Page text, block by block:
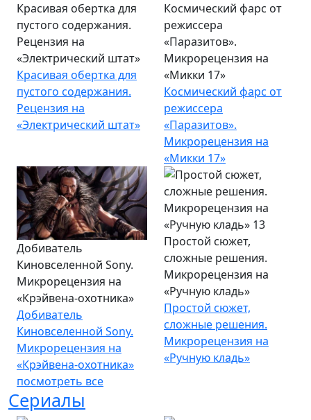
Красивая обертка для
пустого содержания.
Рецензия на
«Электрический штат»
Красивая обертка для
пустого содержания.
Рецензия на
«Электрический штат»
Космический фарс от
режиссера
«Паразитов».
Микрорецензия на
«Микки 17»
Космический фарс от
режиссера
«Паразитов».
Микрорецензия на
«Микки 17»
Добиватель
Киновселенной Sony.
Микрорецензия на
«Крэйвена-охотника»
Добиватель
Киновселенной Sony.
Микрорецензия на
«Крэйвена-охотника»
Простой сюжет,
сложные решения.
Микрорецензия на
«Ручную кладь»
Простой сюжет,
сложные решения.
Микрорецензия на
«Ручную кладь»
посмотреть все
Сериалы